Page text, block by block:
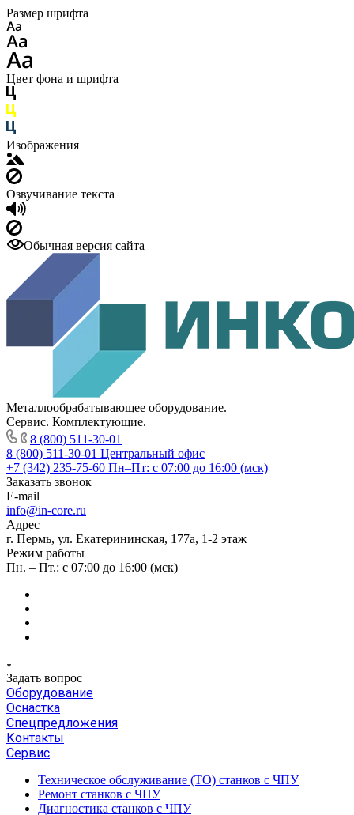
Размер шрифта
Цвет фона и шрифта
Изображения
Озвучивание текста
Обычная версия сайта
Металлообрабатывающее оборудование.
Сервис. Комплектующие.
8 (800) 511-30-01
8 (800) 511-30-01 Центральный офис
+7 (342) 235-75-60 Пн–Пт: с 07:00 до 16:00 (мск)
Заказать звонок
E-mail
info@in-core.ru
Адрес
г. Пермь, ул. ​Екатерининская, 177а, ​1-2 этаж
Режим работы
Пн. – Пт.: с 07:00 до 16:00 (мск)
Задать вопрос
Оборудование
Оснастка
Спецпредложения
Контакты
Сервис
Техническое обслуживание (ТО) станков с ЧПУ
Ремонт станков с ЧПУ
Диагностика станков с ЧПУ